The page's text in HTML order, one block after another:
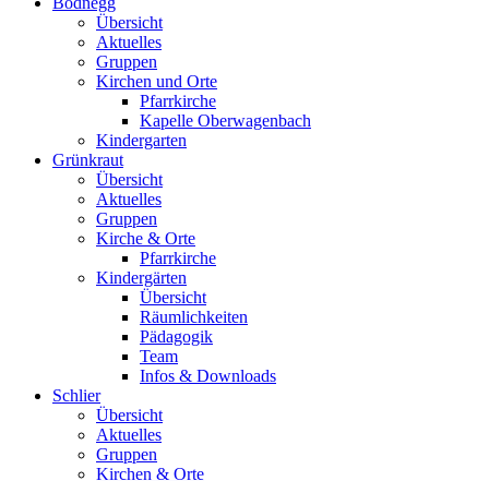
Übersicht
Aktuelles
Gruppen
Kirchen und Orte
Pfarrkirche
Kapelle Oberwagenbach
Kindergarten
Grünkraut
Übersicht
Aktuelles
Gruppen
Kirche & Orte
Pfarrkirche
Kindergärten
Übersicht
Räumlichkeiten
Pädagogik
Team
Infos & Downloads
Schlier
Übersicht
Aktuelles
Gruppen
Kirchen & Orte